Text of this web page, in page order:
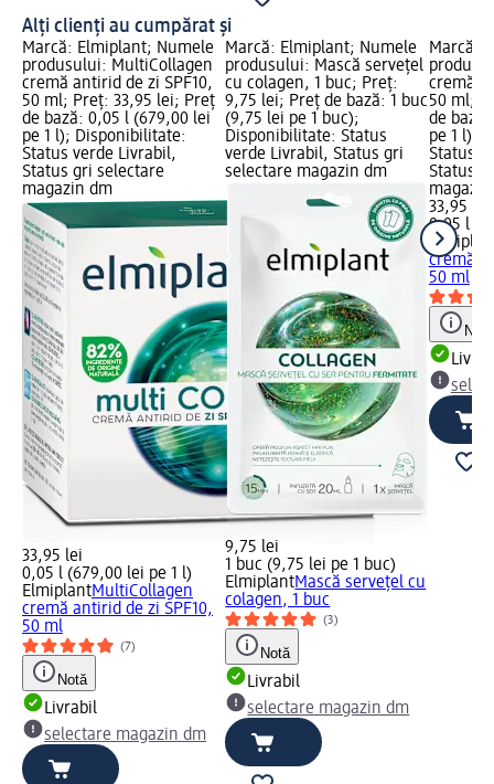
Alți clienți au cumpărat și
Marcă: Elmiplant; Numele
produsului: MultiCollagen
cremă antirid de zi SPF10,
50 ml; Preț: 33,95 lei; Preț
de bază: 0,05 l (679,00 lei
pe 1 l); Disponibilitate:
Status verde Livrabil,
Status gri selectare
magazin dm
33,95 lei
0,05 l (679,00 lei pe 1 l)
ElmiplantMultiCollagen
cremă antirid de zi SPF10,
50 ml
(7)
Notă
Livrabil
selectare magazin dm
Marcă: Elmiplant; Numele
produsului: Mască servețel
cu colagen, 1 buc; Preț:
9,75 lei; Preț de bază: 1 buc
(9,75 lei pe 1 buc);
Disponibilitate: Status
verde Livrabil, Status gri
selectare magazin dm
9,75 lei
1 buc (9,75 lei pe 1 buc)
ElmiplantMască servețel cu
colagen, 1 buc
(3)
Notă
Livrabil
selectare magazin dm
Marcă:
cremă
50 ml;
de
pe 1 l);
Status
Status
33,95 lei
0,05 l
cremă
50 ml
Notă